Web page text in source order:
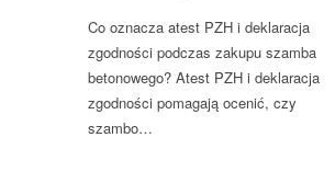
Co oznacza atest PZH i deklaracja
zgodności podczas zakupu szamba
betonowego? Atest PZH i deklaracja
zgodności pomagają ocenić, czy
szambo…